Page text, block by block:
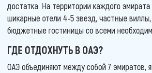
достатка. На территории каждого эмирата
шикарные отели 4-5 звезд, частные виллы,
бюджетные гостиницы со всеми
ГДЕ ОТДОХНУТЬ В ОАЭ?
ОАЭ объединяют между собой 7 эмиратов,